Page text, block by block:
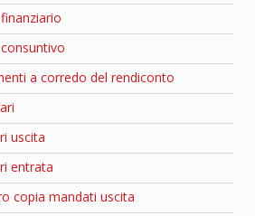
a corredo del rendiconto
uscita
entrata
copia mandati uscita